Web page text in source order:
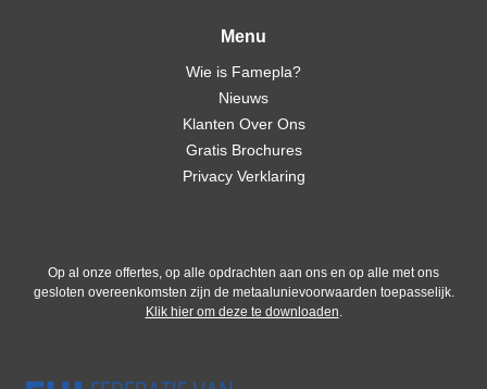
Menu
Wie is Famepla?
Nieuws
Klanten Over Ons
Gratis Brochures
Privacy Verklaring
Op al onze offertes, op alle opdrachten aan ons en op alle met ons
gesloten overeenkomsten zijn de metaalunievoorwaarden toepasselijk.
Klik hier om deze te downloaden.